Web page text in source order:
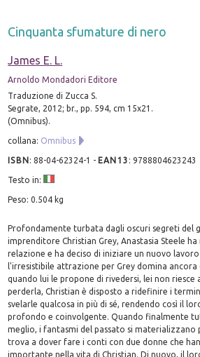
Cinquanta sfumature di nero
James E. L.
Arnoldo Mondadori Editore
Traduzione di Zucca S.
Segrate, 2012; br., pp. 594, cm 15x21.
(Omnibus).
collana: Omnibus
ISBN:88-04-62324-1 - EAN13 :9788804623243
Testo in:
Peso: 0.504 kg
Profondamente turbata dagli oscuri segreti del
imprenditore Christian Grey, Anastasia Steele
relazione e ha deciso di iniziare un nuovo
l'irresistibile attrazione per Grey domina ancora
quando lui le propone di rivedersi, lei non riesce
perderla, Christian è disposto a ridefinire i
svelarle qualcosa in più di sé, rendendo così il
profondo e coinvolgente. Quando finalmente
meglio, i fantasmi del passato si materializzano
trova a dover fare i conti con due donne che
importante nella vita di Christian. Di nuovo, il